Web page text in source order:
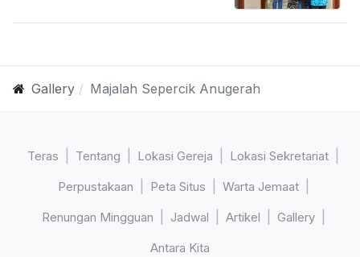
Gallery Majalah Sepercik Anugerah
Teras Tentang Lokasi Gereja
Lokasi Sekretariat
Perpustakaan
Peta Situs
Warta Jemaat
Renungan Mingguan
Jadwal Artikel
Gallery
Antara Kita